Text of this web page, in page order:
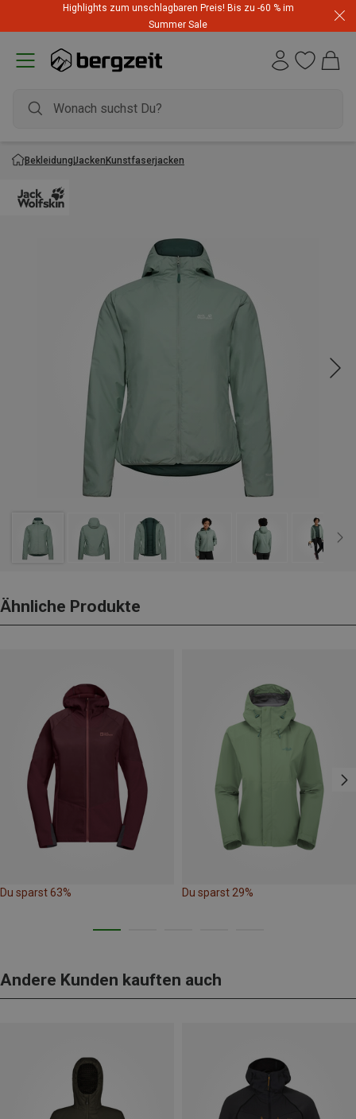
Highlights zum unschlagbaren Preis! Bis zu -60 % im
Summer Sale
BekleidungJackenKunstfaserjacken
Ähnliche Produkte
Du sparst 63% Du sparst 29%
Andere Kunden kauften auch